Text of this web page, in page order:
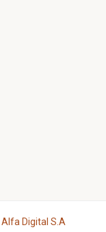
Alfa Digital S.A